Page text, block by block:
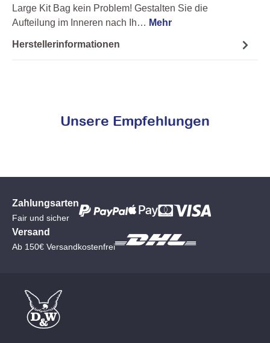
Large Kit Bag kein Problem! Gestalten Sie die
Aufteilung im Inneren nach Ih… Mehr
Herstellerinformationen
Unsere Empfehlungen
Zahlungsarten
Fair und sicher
Versand
Ab 150€ Versandkostenfrei